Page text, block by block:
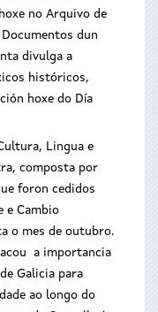
no Arquivo de
dun
divulga a
históricos,
hoxe do Día
Lingua e
composta por
foron cedidos
e Cambio
o mes de outubro.
a importancia
Galicia para
ao longo do